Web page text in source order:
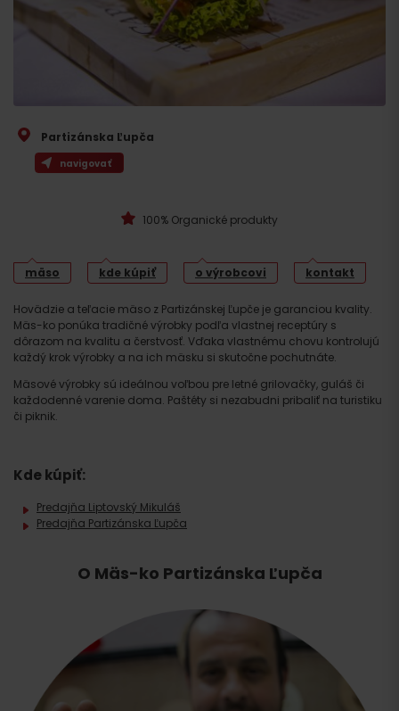
100% Organické produkty
mäso kde kúpiť o výrobcovi kontakt
Hovädzie a teľacie mäso z Partizánskej Ľupče je garanciou kvality.
Mäs-ko ponúka tradičné výrobky podľa vlastnej receptúry s
dôrazom na kvalitu a čerstvosť. Vďaka vlastnému chovu kontrolujú
každý krok výrobky a na ich mäsku si skutočne pochutnáte.
Mäsové výrobky sú ideálnou voľbou pre letné grilovačky, guláš či
každodenné varenie doma. Paštéty si nezabudni pribaliť na turistiku
či piknik.
Kde kúpiť:
Predajňa Liptovský Mikuláš
Predajňa Partizánska Ľupča
O Mäs-ko Partizánska Ľupča
Partizánska Ľupča
navigovať